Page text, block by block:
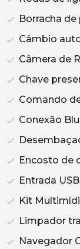
Borracha de
Câmbio
Câmera de
Chave
Comando
Conexão
Encosto de
Entrada USB
Kit
Limpador
Navegador